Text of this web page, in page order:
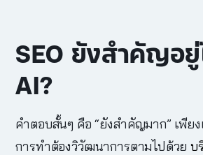
SEO ยังสำคัญอ
AI?
คำตอบสั้นๆ คือ “ยังสำคัญมาก” เพีย
การทำต้องวิวัฒนาการตามไปด้วยบ